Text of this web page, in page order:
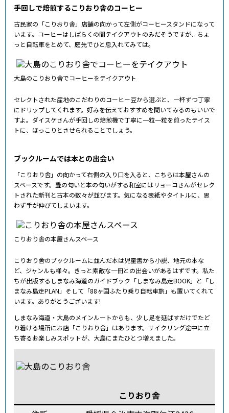
手回しで焙煎するこりおり舎のコーヒー
古民家の「こりおり舎」店舗の向かって左側がコーヒースタンドになって
います。コーヒーはしばらくの間テイクアウトのみだそうですが、ちょ
っと自転車をとめて、庭先でひと息入れてみては。
大島のこりおり舎でコーヒーをテイクアウト
セレクトされた産地のこだわりのコーヒー豆から選ぶと、一杯ずつ丁寧
にドリップしてくれます。好みを伝えておすすめを聞いてみるのもいいで
すよ。ダイスケさんが手回しの焙煎機で丁寧に一粒一粒を煎ったテイス
トに、ほっこりとさせられることでしょう。
ブックルームでは本との出会い
「こりおり舎」の向かって右側の入り口を入ると、こちらは本屋さんの
スペースです。畳の匂いと本の匂いがする和室にはリョーコさんがセレク
トされた新刊と古本の数々が並びます。気になる表紙やタイトルに、思
わず手が伸びてしまいます。
こりおり舎の本屋さんスペース
こりおり舎のブックルームに並んだ本は児童書から小説、地元の本な
ど、ジャンルも様々。きっと素敵な一冊との出会いがあるはずです。私た
ちが出版するしまなみ海道のガイドブック「しまなみ島走BOOK」と「し
まなみ島走PLAN」そして「88ヶ国ふたり乗り自転車旅」も置いてくれて
います。ありがとうございます!
しまなみ海道・大島のメインルートからも、少し足を延ばすだけでたど
り着ける場所にお店「こりおり舎」はあります。サイクリング途中に立
ち寄るお楽しみスポットが、大島にまたひとつ増えました。
こりおり舎